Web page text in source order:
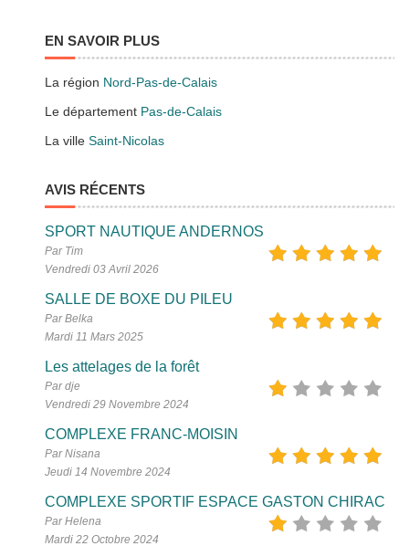
EN SAVOIR PLUS
La région Nord-Pas-de-Calais
Le département Pas-de-Calais
La villeSaint-Nicolas
AVIS RÉCENTS
SPORT NAUTIQUE ANDERNOS
Par Tim
Vendredi 03 Avril 2026
SALLE DE BOXE DU PILEU
Par Belka
Mardi 11 Mars 2025
Les attelages de la forêt
Par dje
Vendredi 29 Novembre 2024
COMPLEXE FRANC-MOISIN
Par Nisana
Jeudi 14 Novembre 2024
COMPLEXE SPORTIF ESPACE GASTON CHIRAC
Par Helena
Mardi 22 Octobre 2024